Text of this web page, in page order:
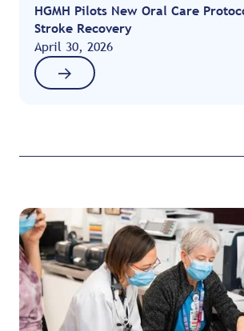
HGMH Pilots New Oral Care
Stroke Recovery
April 30, 2026